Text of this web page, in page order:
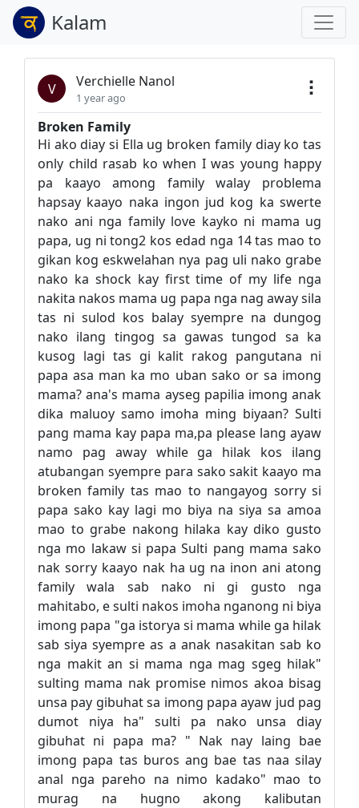
Kalam
V Verchielle Nanol
1 year ago
Broken Family
Hi ako diay si Ella ug broken family diay ko tas
only child rasab ko when I was young happy
pa kaayo among family walay problema
hapsay kaayo naka ingon jud kog ka swerte
nako ani nga family love kayko ni mama ug
papa, ug ni tong2 kos edad nga 14 tas mao to
gikan kog eskwelahan nya pag uli nako grabe
nako ka shock kay first time of my life nga
nakita nakos mama ug papa nga nag away sila
tas ni sulod kos balay syempre na dungog
nako ilang tingog sa gawas tungod sa ka
kusog lagi tas gi kalit rakog pangutana ni
papa asa man ka mo uban sako or sa imong
mama? ana's mama ayseg papilia imong anak
dika maluoy samo imoha ming biyaan? Sulti
pang mama kay papa ma,pa please lang ayaw
namo pag away while ga hilak kos ilang
atubangan syempre para sako sakit kaayo ma
broken family tas mao to nangayog sorry si
papa sako kay lagi mo biya na siya sa amoa
mao to grabe nakong hilaka kay diko gusto
nga mo lakaw si papa Sulti pang mama sako
nak sorry kaayo nak ha ug na inon ani atong
family wala sab nako ni gi gusto nga
mahitabo, e sulti nakos imoha nganong ni biya
imong papa "ga istorya si mama while ga hilak
sab siya syempre as a anak nasakitan sab ko
nga makit an si mama nga mag sgeg hilak"
sulting mama nak promise nimos akoa bisag
unsa pay gibuhat sa imong papa ayaw jud pag
dumot niya ha" sulti pa nako unsa diay
gibuhat ni papa ma? " Nak nay laing bae
imong papa tas buros ang bae tas naa silay
anal nga pareho na nimo kadako" mao to
murag na hugno akong kalibutan